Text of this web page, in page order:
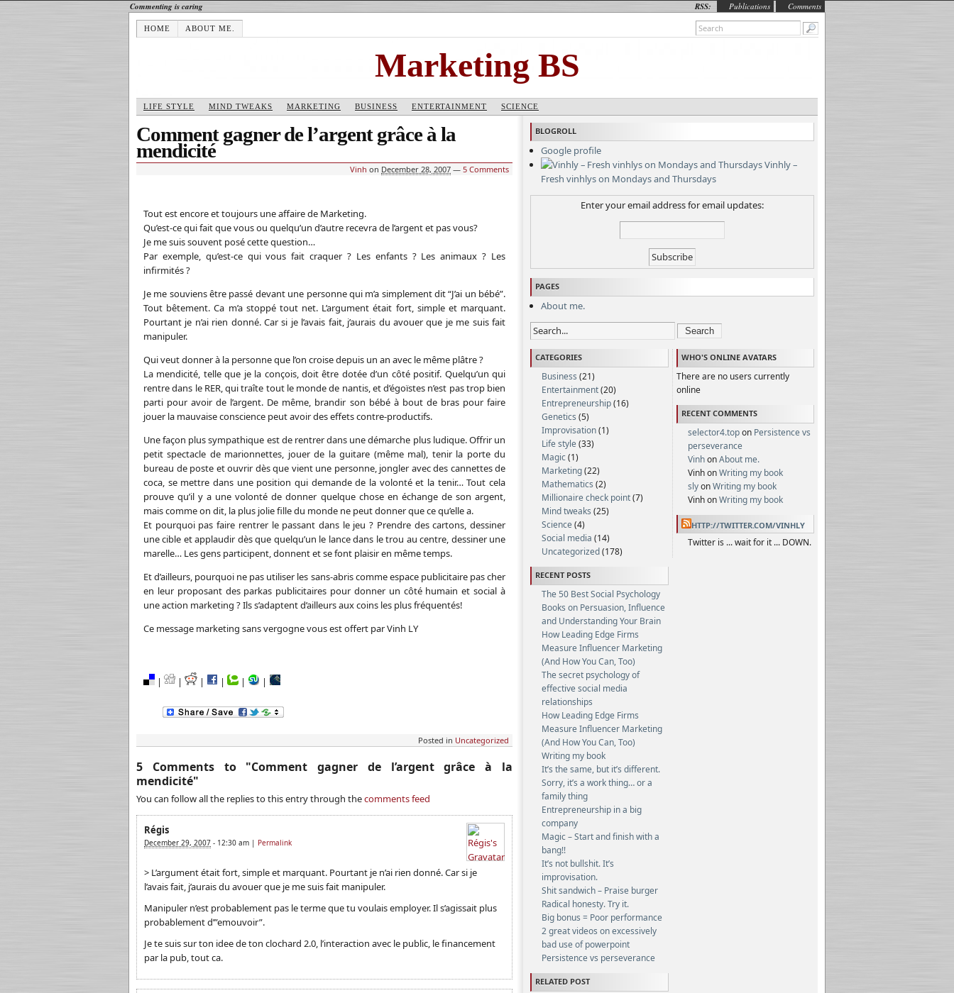
Commenting is caring RSS: Publications Comments
HOME ABOUT ME.
Marketing BS
LIFE STYLE MIND TWEAKS MARKETING BUSINESS ENTERTAINMENT SCIENCE
Comment gagner de l’argent grâce à la
mendicité
Vinh on December 28, 2007 — 5 Comments
Tout est encore et toujours une affaire de Marketing.
Qu’est-ce qui fait que vous ou quelqu’un d’autre recevra de l’argent et pas vous?
Je me suis souvent posé cette question…
Par exemple, qu’est-ce qui vous fait craquer ? Les enfants ? Les animaux ? Les
infirmités ?
Je me souviens être passé devant une personne qui m’a simplement dit “J’ai un bébé”.
Tout bêtement. Ca m’a stoppé tout net. L’argument était fort, simple et marquant.
Pourtant je n’ai rien donné. Car si je l’avais fait, j’aurais du avouer que je me suis fait
manipuler.
Qui veut donner à la personne que l’on croise depuis un an avec le même plâtre ?
La mendicité, telle que je la conçois, doit être dotée d’un côté positif. Quelqu’un qui
rentre dans le RER, qui traîte tout le monde de nantis, et d’égoïstes n’est pas trop bien
parti pour avoir de l’argent. De même, brandir son bébé à bout de bras pour faire
jouer la mauvaise conscience peut avoir des effets contre-productifs.
Une façon plus sympathique est de rentrer dans une démarche plus ludique. Offrir un
petit spectacle de marionnettes, jouer de la guitare (même mal), tenir la porte du
bureau de poste et ouvrir dès que vient une personne, jongler avec des cannettes de
coca, se mettre dans une position qui demande de la volonté et la tenir… Tout cela
prouve qu’il y a une volonté de donner quelque chose en échange de son argent,
mais comme on dit, la plus jolie fille du monde ne peut donner que ce qu’elle a.
Et pourquoi pas faire rentrer le passant dans le jeu ? Prendre des cartons, dessiner
une cible et applaudir dès que quelqu’un le lance dans le trou au centre, dessiner une
marelle… Les gens participent, donnent et se font plaisir en même temps.
Et d’ailleurs, pourquoi ne pas utiliser les sans-abris comme espace publicitaire pas cher
en leur proposant des parkas publicitaires pour donner un côté humain et social à
une action marketing ? Ils s’adaptent d’ailleurs aux coins les plus fréquentés!
Ce message marketing sans vergogne vous est offert par Vinh LY
| | | | | |
Posted in Uncategorized
5 Comments to "Comment gagner de l’argent grâce à la
mendicité"
You can follow all the replies to this entry through thecomments feed
Régis
December 29, 2007 - 12:30 am | Permalink
> L’argument était fort, simple et marquant. Pourtant je n’ai rien donné. Car si je
l’avais fait, j’aurais du avouer que je me suis fait manipuler.
Manipuler n’est probablement pas le terme que tu voulais employer. Il s’agissait plus
probablement d’”emouvoir”.
Je te suis sur ton idee de ton clochard 2.0, l’interaction avec le public, le financement
par la pub, tout ca.
BLOGROLL
Google profile
Vinhly –
Fresh vinhlys on Mondays and Thursdays
Enter your email address for email updates:
PAGES
About me.
Search
CATEGORIES
Business (21)
Entertainment(20)
Entrepreneurship(16)
Genetics (5)
Improvisation(1)
Life style(33)
Magic(1)
Marketing(22)
Mathematics (2)
Millionaire check point(7)
Mind tweaks (25)
Science(4)
Social media (14)
Uncategorized(178)
RECENT POSTS
The 50 Best Social Psychology
Books on Persuasion, Influence
and Understanding Your Brain
How Leading Edge Firms
Measure Influencer Marketing
(And How You Can, Too)
The secret psychology of
effective social media
relationships
How Leading Edge Firms
Measure Influencer Marketing
(And How You Can, Too)
Writing my book
It’s the same, but it’s different.
Sorry, it’s a work thing… or a
family thing
Entrepreneurship in a big
company
Magic – Start and finish with a
bang!!
It’s not bullshit. It’s
improvisation.
Shit sandwich – Praise burger
Radical honesty. Try it.
Big bonus = Poor performance
2 great videos on excessively
bad use of powerpoint
Persistence vs perseverance
RELATED POST
WHO'S ONLINE AVATARS
There are no users currently
online
RECENT COMMENTS
selector4.topon Persistence vs
perseverance
VinhonAbout me.
Vinh onWriting my book
slyonWriting my book
Vinh onWriting my book
HTTP://TWITTER.COM/VINHLY
Twitter is ... wait for it ... DOWN.